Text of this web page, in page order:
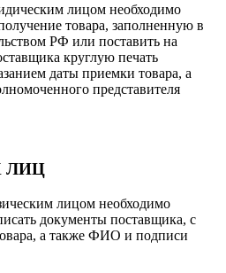
лицом необходимо
товара, заполненную в
РФ или поставить на
круглую печать
даты приемки товара, а
представителя
ЛИЦ
лицом необходимо
документы поставщика, с
а также ФИО и подписи